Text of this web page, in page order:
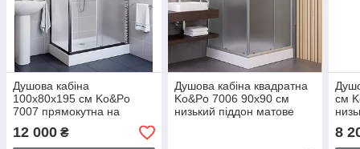
Душова кабіна
100х80х195 см Ko&Po
7007 прямокутна на
низькому піддоні розсувні
двері матове скло 5мм
12 000 ₴
Душова кабіна квадратна
Ko&Po 7006 90х90 см
низький піддон матове
см
8